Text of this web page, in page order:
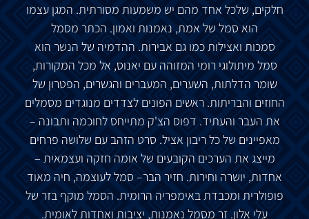
חלקים, שלכל אחד מהם יש משמעות מסורתית. המגן עצמו
הוא סמל של אמת, נאמנות ואמון. הכתר מסמל
סמכות ואצילותכמו גם אבירות. ההדמיה של הנשר הוא
סמל מיתולוגי רומי המזוהה עם יאנוס, אל מכל המקורות,
שומר הדלתות, השערים, המעברים והגשרים, הפטרון של
החוזים והבריתות. ראשים הפונים לצדדים מנוגדים מסמלים
את העבר והעתיד. דפוס הצ'ק מתייחס לחוכמה ותבונה –
מאפיינים שלכל ריבון אציל. סרט הזהב עם שלושה פרחים
מייצג את הערכים הקובעים של אומה חזקה ועצמאית –
אחדות, יושרה וחירות. חזיר הבר– סמללעוצמה, חיה מאוד
פופולרית ומכבדתבאימפריה הרומית. הסמל מוקף בזר של
עלי אלון. זר מסמל נאמנות, יציבות ואחדותלאומית.